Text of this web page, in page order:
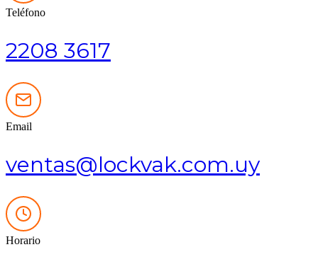
Teléfono
2208 3617
Email
ventas@lockvak.com.uy
Horario